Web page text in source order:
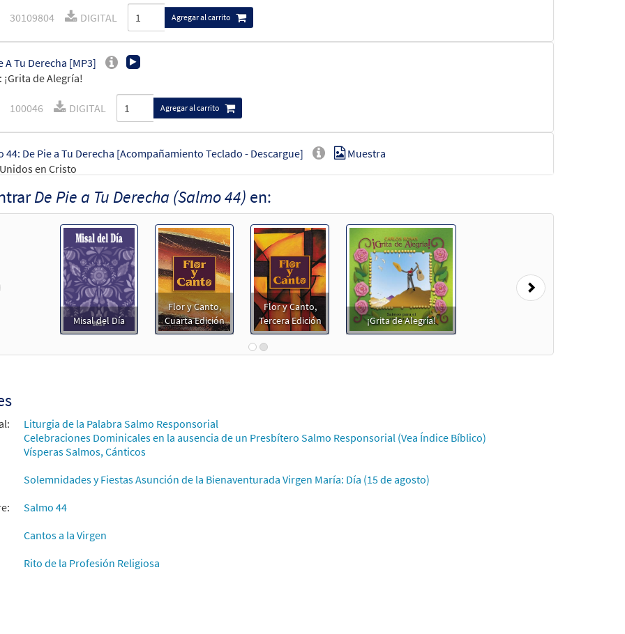
30109804 DIGITAL Agregar al carrito
A Tu Derecha [MP3]
¡Grita de Alegría!
100046 DIGITAL Agregar al carrito
44: De Pie a Tu Derecha [Acompañamiento Teclado - Descargue]
en Cristo
Muestra
30107829 DIGITAL Agregar al carrito
44: De Pie a Tu Derecha [Acompañamiento Guitarra - Descargue]
Unidos en Cristo
Muestra
DIGITAL Agregar al carrito
44: De Pie a Tu Derecha [Letra y Acordes – Descargue] Muestra
44: De Pie a Tu Derecha [Letra y Acordes – Descargue]
y Canto tercera edición
30112094 DIGITAL
a Tu Derecha (Salmo 44) [Partitura]
70408 ENVÍO
De Pie a Tu Derecha (Salmo 44) en:
Misal del Día
Flor y Canto,
Cuarta Edición
Flor y Canto,
Tercera Edición
¡Grita de Alegría!
Next
Liturgia de la Palabra Salmo Responsorial
Celebraciones Dominicales en la ausencia de un Presbítero Salmo Responsorial (Vea Índice Bíblico)
Vísperas Salmos, Cánticos
Solemnidades y Fiestas Asunción de la Bienaventurada Virgen María: Día (15 de agosto)
Salmo 44
Cantos a la Virgen
Rito de la Profesión Religiosa